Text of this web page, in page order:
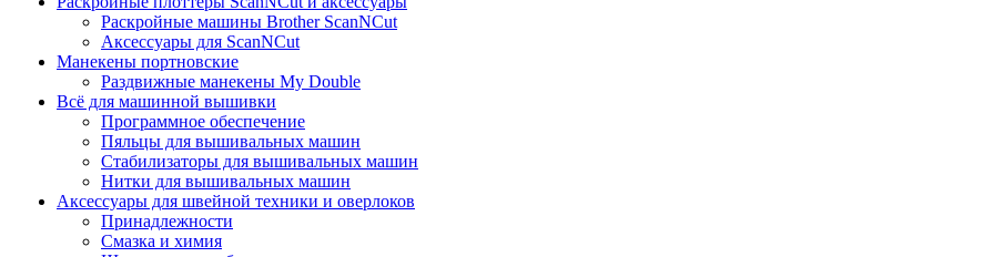
Раскройные машины Brother ScanNCut
Аксессуары для ScanNCut
Манекены портновские
Раздвижные манекены My Double
Всё для машинной вышивки
Программное обеспечение
Пяльцы для вышивальных машин
Стабилизаторы для вышивальных машин
Нитки для вышивальных машин
Аксессуары для швейной техники и оверлоков
Принадлежности
Смазка и химия